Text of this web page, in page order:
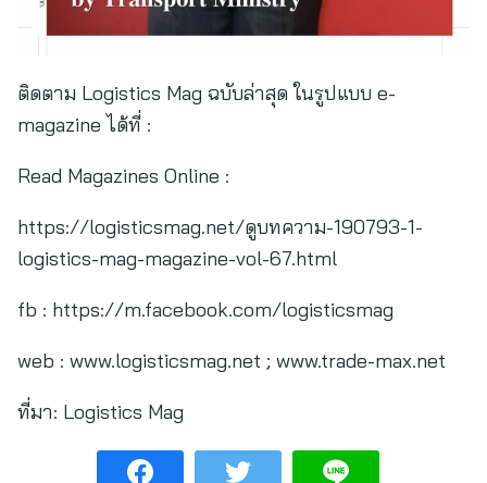
ติดตาม Logistics Mag ฉบับล่าสุด ในรูปแบบ e-
magazine ได้ที่ :
Read Magazines Online :
https://logisticsmag.net/ดูบทความ-190793-1-
logistics-mag-magazine-vol-67.html
fb : https://m.facebook.com/logisticsmag
web : www.logisticsmag.net ; www.trade-max.net
ที่มา: Logistics Mag